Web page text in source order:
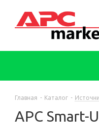
Главная - Каталог -
APC Smart-